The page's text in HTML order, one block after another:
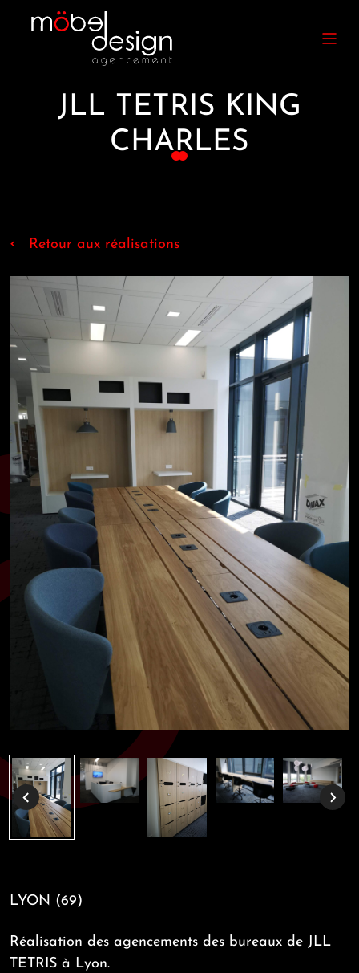
JLL TETRIS KING
CHARLES
‹ Retour aux réalisations
LYON (69)
Réalisation des agencements des bureaux de JLL
TETRIS à Lyon.